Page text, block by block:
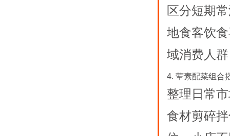
区分短期
地食客饮
域消费人
4. 荤素配菜组合
整理日常
食材剪碎